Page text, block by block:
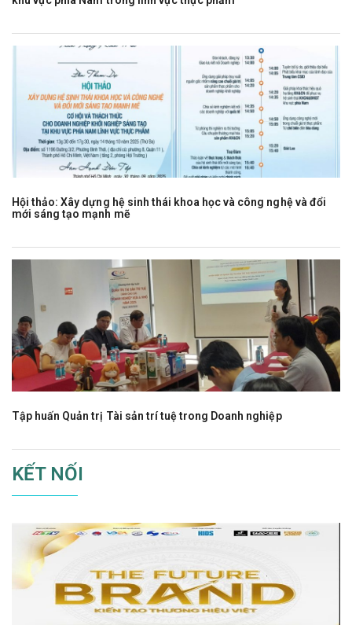
Hội thảo: Xây dựng hệ sinh thái khoa học và công nghệ và đổi
mới sáng tạo mạnh mẽ
Tập huấn Quản trị Tài sản trí tuệ trong Doanh nghiệp
KẾT NỐI